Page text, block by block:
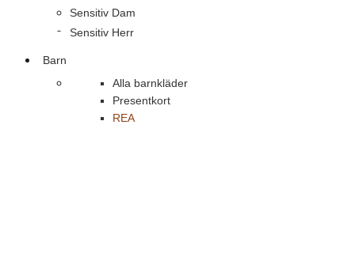
Sensitiv Dam
Sensitiv Herr
Barn
Alla barnkläder
Presentkort
REA